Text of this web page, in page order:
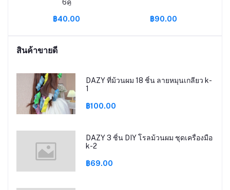
6คู่
฿40.00 ฿90.00
สินค้าขายดี
DAZY ที่ม้วนผม 18 ชิ้น ลายหมุนเกลียว k-
1
฿100.00
DAZY 3 ชิ้น DIY โรลม้วนผม ชุดเครื่องมือ
k-2
฿69.00